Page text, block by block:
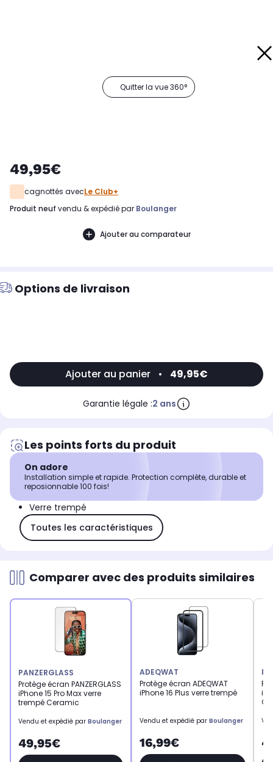
Quitter la vue 360°
49,95€
cagnottés avecLe Club+
produit neuf vendu & expédié par Boulanger
Ajouter au comparateur
Options de livraison
Ajouter au panier • 49,95€
Garantie légale :2 ans
Les points forts du produit
On adore
Installation simple et rapide. Protection complète, durable et
reposionnable 100 fois!
Verre trempé
Toutes les caractéristiques
Comparer avec des produits similaires
PANZERGLASS
Protège écran PANZERGLASS
iPhone 15 Pro Max verre
trempé Ceramic
Vendu et expédié par Boulanger
49,95€
ADEQWAT
Protège écran ADEQWAT
iPhone 16 Plus verre trempé
Vendu et expédié par Boulanger
16,99€